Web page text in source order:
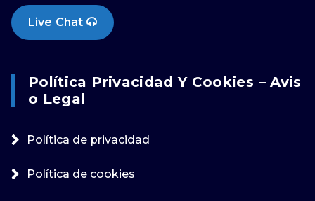
Live Chat
Política Privacidad Y Cookies – Avis
O Legal
Política de privacidad
Política de cookies